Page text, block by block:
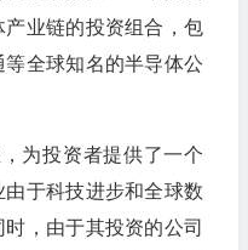
业链的投资组合，包
全球知名的半导体公
为投资者提供了一个
于科技进步和全球数
，由于其投资的公司